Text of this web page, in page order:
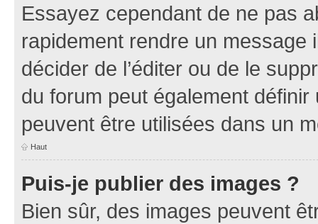
Essayez cependant de ne pas
rapidement rendre un message
décider de l’éditer ou de le
du forum peut également définir
peuvent être utilisées dans un
Haut
Puis-je publier des images ?
Bien sûr, des images peuvent